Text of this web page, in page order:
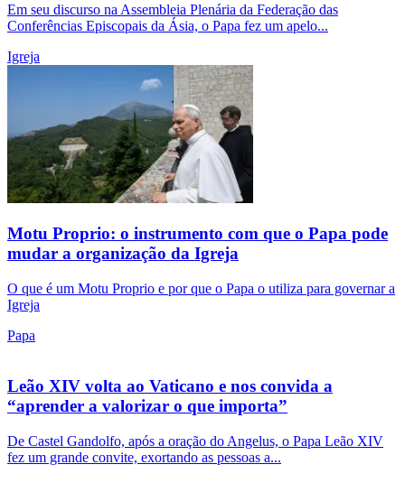
Em seu discurso na Assembleia Plenária da Federação das
Conferências Episcopais da Ásia, o Papa fez um apelo...
Igreja
Motu Proprio: o instrumento com que o Papa pode
mudar a organização da Igreja
O que é um Motu Proprio e por que o Papa o utiliza para governar a
Igreja
Papa
Leão XIV volta ao Vaticano e nos convida a
“aprender a valorizar o que importa”
De Castel Gandolfo, após a oração do Angelus, o Papa Leão XIV
fez um grande convite, exortando as pessoas a...